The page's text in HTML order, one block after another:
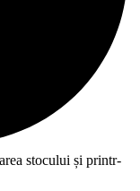
stocului și printr-